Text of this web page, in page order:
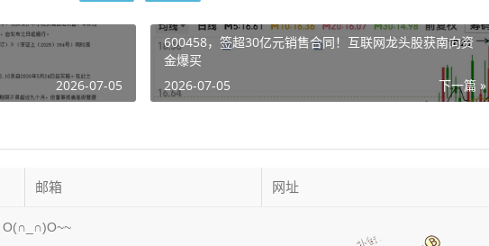
2026-07-05
600458，签超30亿元销售合同！互联网龙头股获南向资
金爆买
下一篇 »
2026-07-05